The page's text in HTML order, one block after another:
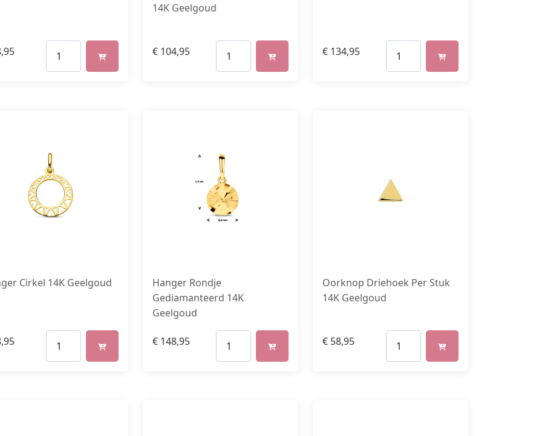
14K Geelgoud
€104,95 €134,95
Cirkel 14K Geelgoud
Hanger Rondje
Gediamanteerd 14K
Geelgoud
€148,95
Oorknop Driehoek Per Stuk
14K Geelgoud
€58,95